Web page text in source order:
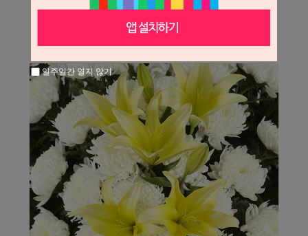
일주일간 열지 않기